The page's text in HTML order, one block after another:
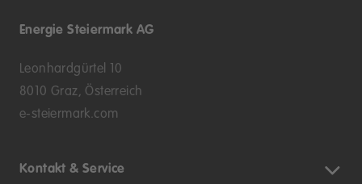
Energie Steiermark AG
Leonhardgürtel 10
8010 Graz, Österreich
e-steiermark.com
Kontakt & Service